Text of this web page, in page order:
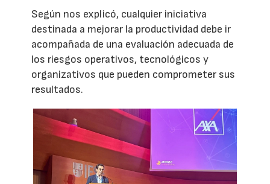
Según nos explicó, cualquier iniciativa
destinada a mejorar la productividad debe ir
acompañada de una evaluación adecuada de
los riesgos operativos, tecnológicos y
organizativos que pueden comprometer sus
resultados.